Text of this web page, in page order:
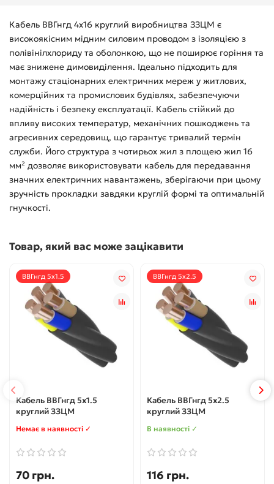
Кабель ВВГнгд 4x16 круглий виробництва ЗЗЦМ є
високоякісним мідним силовим проводом з ізоляцією з
полівінілхлориду та оболонкою, що не поширює горіння та
має знижене димовиділення. Ідеально підходить для
монтажу стаціонарних електричних мереж у житлових,
комерційних та промислових будівлях, забезпечуючи
надійність і безпеку експлуатації. Кабель стійкий до
впливу високих температур, механічних пошкоджень та
агресивних середовищ, що гарантує тривалий термін
служби. Його структура з чотирьох жил з площею жил 16
мм² дозволяє використовувати кабель для передавання
значних електричних навантажень, зберігаючи при цьому
зручність прокладки завдяки круглій формі та оптимальній
гнучкості.
Товар, який вас може зацікавити
ВВГнгд 5x1.5
Кабель ВВГнгд 5x1.5
круглий ЗЗЦМ
Немає в наявності ✓
70 грн.
ВВГнгд 5x2.5
Кабель ВВГнгд 5x2.5
круглий ЗЗЦМ
В наявності ✓
116 грн.